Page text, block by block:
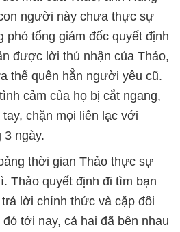
người này chưa thực sự
phó tổng giám đốc quyết định
được lời thú nhận của Thảo,
thể quên hẳn người yêu cũ.
cảm của họ bị cắt ngang,
chặn mọi liên lạc với
3 ngày.
thời gian Thảo thực sự
Thảo quyết định đi tìm bạn
lời chính thức và cặp đôi
tới nay, cả hai đã bên nhau